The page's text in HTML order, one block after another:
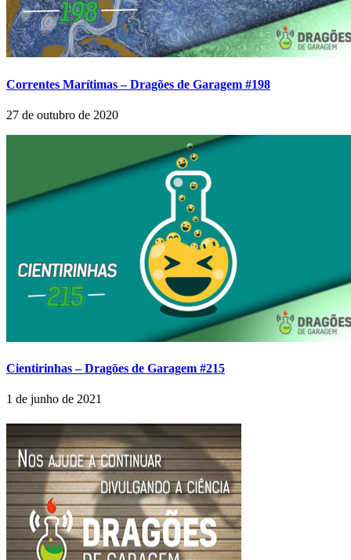
Correntes Marítimas – Dragões de Garagem #198
27 de outubro de 2020
Cientirinhas – Dragões de Garagem #215
1 de junho de 2021